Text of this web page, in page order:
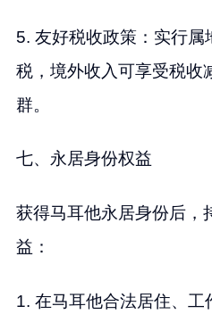
5. 友好税收政策：实行属
税，境外收入可享受税收
群。
七、永居身份权益
获得马耳他永居身份后，
益：
1. 在马耳他合法居住、工